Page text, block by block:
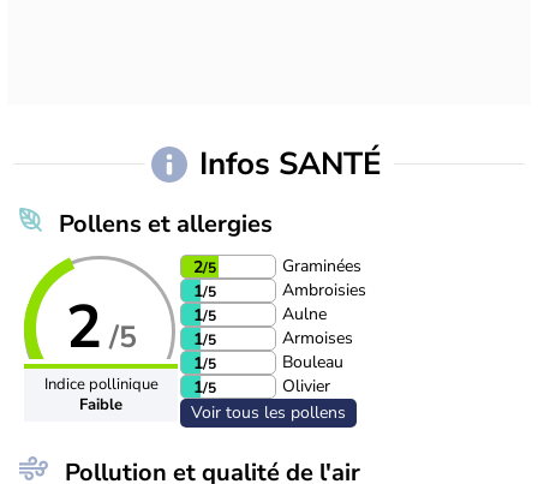
Infos SANTÉ
Pollens et allergies
2 /5
Indice pollinique
Faible
2/5
Graminées
1/5
Ambroisies
1/5
Aulne
1/5
Armoises
1/5
Bouleau
1/5
Olivier
Voir tous les pollens
Pollution et qualité de l'air